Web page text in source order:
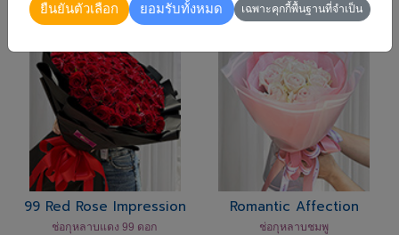
99 Red Rose Impression
ช่อกุหลาบแดง 99 ดอก
Romantic Affection
ช่อกุหลาบชมพู
ยืนยันตัวเลือก ยอมรับทั้งหมด เฉพาะคุกกี้พื้นฐานที่จำเป็น